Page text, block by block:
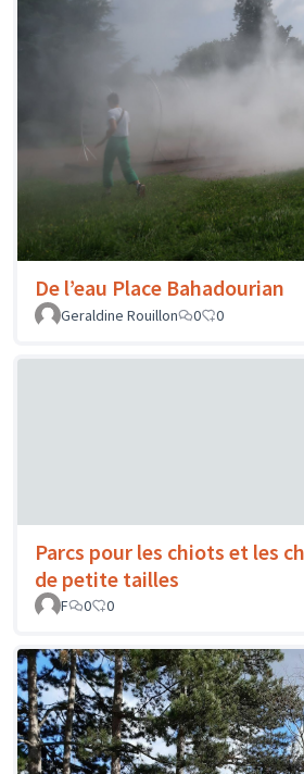
De l’eau Place Bahadourian
Geraldine Rouillon
0 0
Parcs pour les chiots et les
de petite tailles
F
0 0